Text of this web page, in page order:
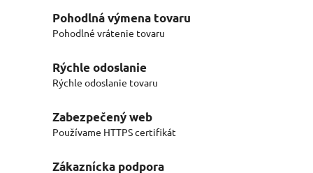
Pohodlná výmena tovaru
Pohodlné vrátenie tovaru
Rýchle odoslanie
Rýchle odoslanie tovaru
Zabezpečený web
Používame HTTPS certifikát
Zákaznícka podpora